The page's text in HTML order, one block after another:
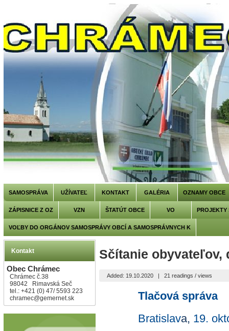
SAMOSPRÁVA UŽÍVATEĽ KONTAKT GALÉRIA OZNAMY OBCE
ZÁPISNICE Z OZ VZN ŠTATÚT OBCE VO PROJEKTY
VOĽBY DO ORGÁNOV SAMOSPRÁVY OBCÍ A SAMOSPRÁVNYCH K
Kontakt
Obec Chrámec
Chrámec č.38
98042 Rimavská Seč
tel.: +421 (0) 47/ 5593 223
chramec@gemernet.sk
Sčítanie obyvateľov,
Added: 19.10.2020 |21 readings / views
Tlačová správa
Bratislava, 19.